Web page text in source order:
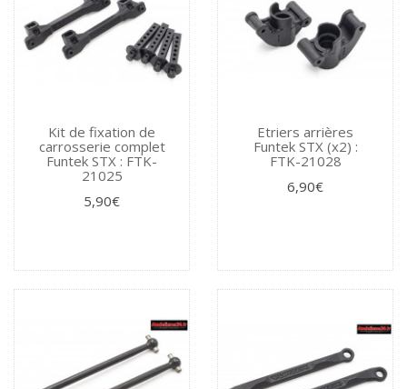
Kit de fixation de
carrosserie complet
Funtek STX : FTK-
21025
5,90€
Etriers arrières
Funtek STX (x2) :
FTK-21028
6,90€